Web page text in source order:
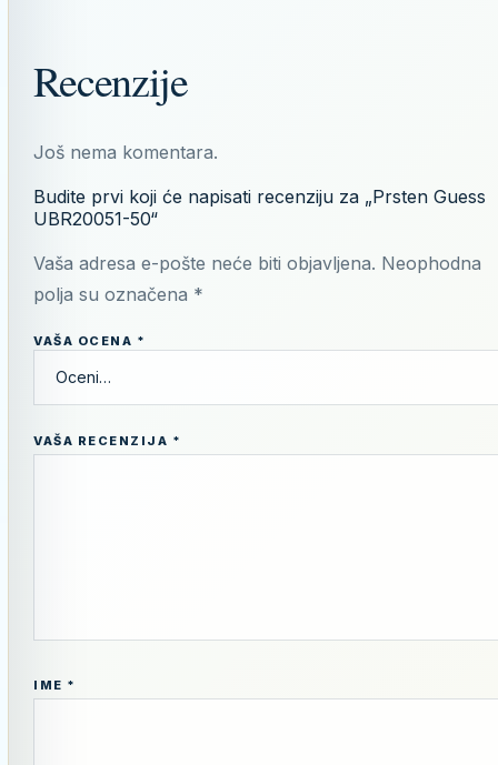
Recenzije
Još nema komentara.
Budite prvi koji će napisati recenziju za „Prsten Guess
UBR20051-50“
Vaša adresa e-pošte neće biti objavljena. Neophodna
polja su označena *
VAŠA OCENA *
VAŠA RECENZIJA *
IME *